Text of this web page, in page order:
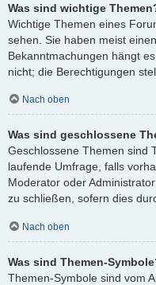
Was sind wichtige
Wichtige Themen eines
sehen. Sie haben meist
Bekanntmachungen hängt
nicht; die Berechtigungen
Nach oben
Was sind geschlossene
Geschlossene Themen sind
laufende Umfrage, falls
Moderator oder
zu schließen, sofern dies
Nach oben
Was sind Themen-
Themen-Symbole sind vom